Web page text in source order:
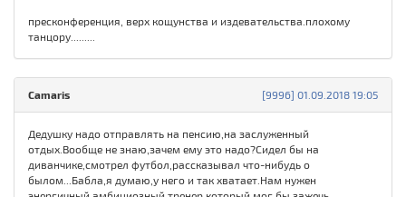
пресконференция, верх кощунства и издевательства.плохому
танцору.........
[9996] 01.09.2018 19:05
Camaris
Дедушку надо отправлять на пенсию,на заслуженный
отдых.Вообще не знаю,зачем ему это надо?Сидел бы на
диванчике,смотрел футбол,рассказывал что-нибудь о
былом...Бабла,я думаю,у него и так хватает.Нам нужен